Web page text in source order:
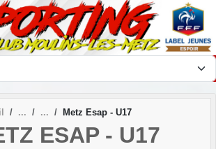
Metz Esap - U17
ESAP - U17
des cookies